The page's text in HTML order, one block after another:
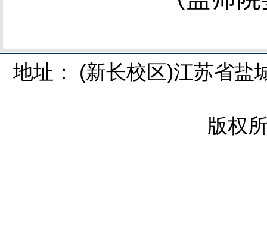
地址： (新长校区)江苏省盐
版权